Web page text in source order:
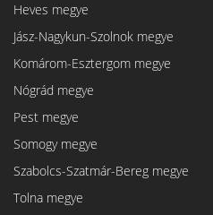
Heves megye
Jász-Nagykun-Szolnok megye
Komárom-Esztergom megye
Nógrád megye
Pest megye
Somogy megye
Szabolcs-Szatmár-Bereg megye
Tolna megye